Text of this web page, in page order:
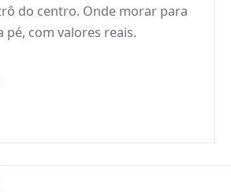
do centro. Onde morar para
pé, com valores reais.